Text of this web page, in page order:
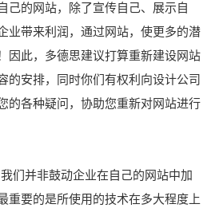
己的网站，除了宣传自己、展示自
业带来利润，通过网站，使更多的潜
因此，多德思建议打算重新建设网站
的安排，同时你们有权利向设计公司
的各种疑问，协助您重新对网站进行
们并非鼓动企业在自己的网站中加
重要的是所使用的技术在多大程度上